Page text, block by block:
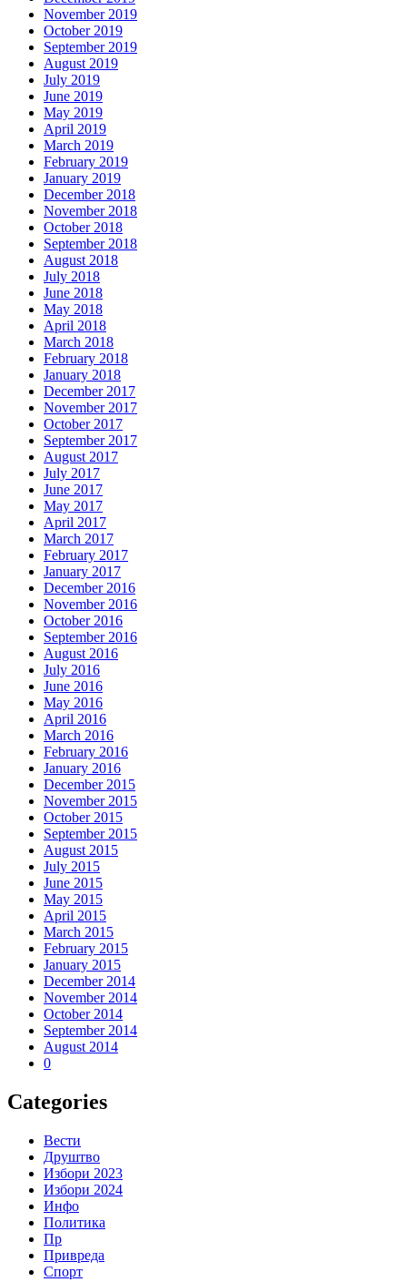
November 2019
October 2019
September 2019
August 2019
July 2019
June 2019
May 2019
April 2019
March 2019
February 2019
January 2019
December 2018
November 2018
October 2018
September 2018
August 2018
July 2018
June 2018
May 2018
April 2018
March 2018
February 2018
January 2018
December 2017
November 2017
October 2017
September 2017
August 2017
July 2017
June 2017
May 2017
April 2017
March 2017
February 2017
January 2017
December 2016
November 2016
October 2016
September 2016
August 2016
July 2016
June 2016
May 2016
April 2016
March 2016
February 2016
January 2016
December 2015
November 2015
October 2015
September 2015
August 2015
July 2015
June 2015
May 2015
April 2015
March 2015
February 2015
January 2015
December 2014
November 2014
October 2014
September 2014
August 2014
0
Categories
Вести
Друштво
Избори 2023
Избори 2024
Инфо
Политика
Пр
Привреда
Спорт